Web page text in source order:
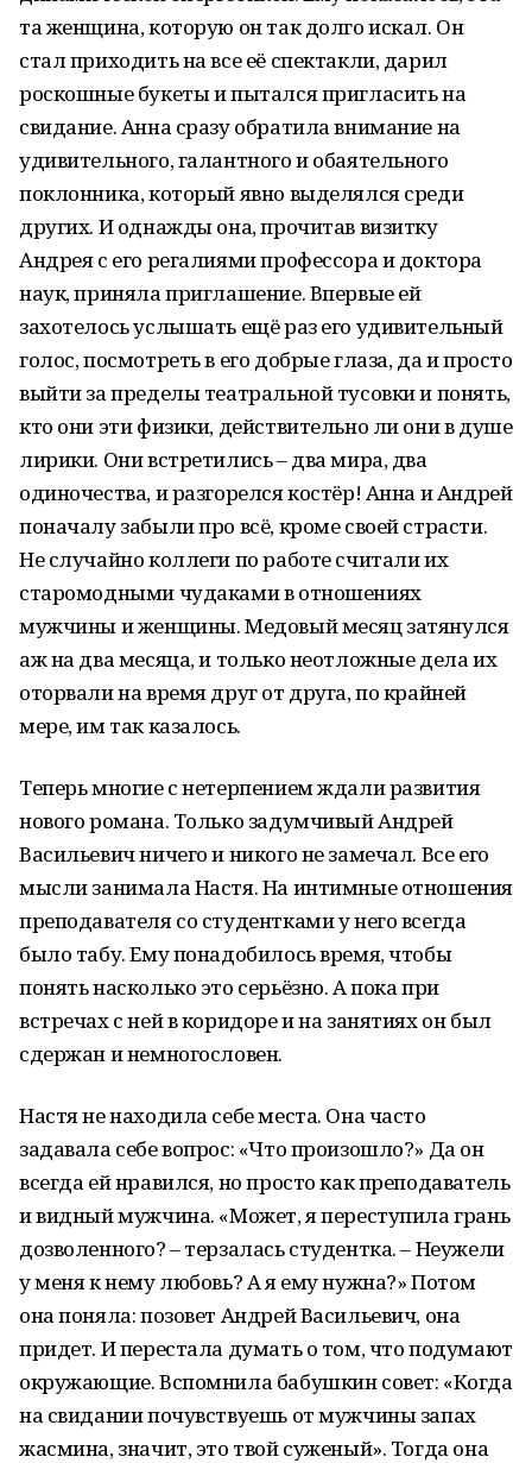
та женщина, которую он так долго искал. Он
стал приходить на все её спектакли, дарил
роскошные букеты и пытался пригласить на
свидание. Анна сразу обратила внимание на
удивительного, галантного и обаятельного
поклонника, который явно выделялся среди
других. И однажды она, прочитав визитку
Андрея с его регалиями профессора и доктора
наук, приняла приглашение. Впервые ей
захотелось услышать ещё раз его удивительный
голос, посмотреть в его добрые глаза, да и просто
выйти за пределы театральной тусовки и понять,
кто они эти физики, действительно ли они в душе
лирики. Они встретились – два мира, два
одиночества, и разгорелся костёр! Анна и Андрей
поначалу забыли про всё, кроме своей страсти.
Не случайно коллеги по работе считали их
старомодными чудаками в отношениях
мужчины и женщины. Медовый месяц затянулся
аж на два месяца, и только неотложные дела их
оторвали на время друг от друга, по крайней
мере, им так казалось.
Теперь многие с нетерпением ждали развития
нового романа. Только задумчивый Андрей
Васильевич ничего и никого не замечал. Все его
мысли занимала Настя. На интимные отношения
преподавателя со студентками у него всегда
было табу. Ему понадобилось время, чтобы
понять насколько это серьёзно. А пока при
встречах с ней в коридоре и на занятиях он был
сдержан и немногословен.
Настя не находила себе места. Она часто
задавала себе вопрос: «Что произошло?» Да он
всегда ей нравился, но просто как преподаватель
и видный мужчина. «Может, я переступила грань
дозволенного? – терзалась студентка. – Неужели
у меня к нему любовь? А я ему нужна?» Потом
она поняла: позовет Андрей Васильевич, она
придет. И перестала думать о том, что подумают
окружающие. Вспомнила бабушкин совет: «Когда
на свидании почувствуешь от мужчины запах
жасмина, значит, это твой суженый». Тогда она